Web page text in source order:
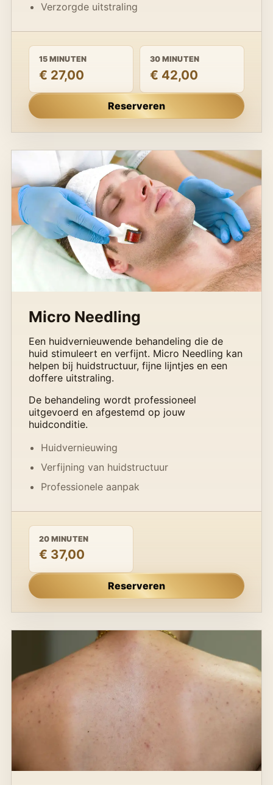
Verzorgde uitstraling
15 MINUTEN
€ 27,00
30 MINUTEN
€ 42,00
Reserveren
Micro Needling
Een huidvernieuwende behandeling die de
huid stimuleert en verfijnt. Micro Needling kan
helpen bij huidstructuur, fijne lijntjes en een
doffere uitstraling.
De behandeling wordt professioneel
uitgevoerd en afgestemd op jouw
huidconditie.
Huidvernieuwing
Verfijning van huidstructuur
Professionele aanpak
20 MINUTEN
€ 37,00
Reserveren